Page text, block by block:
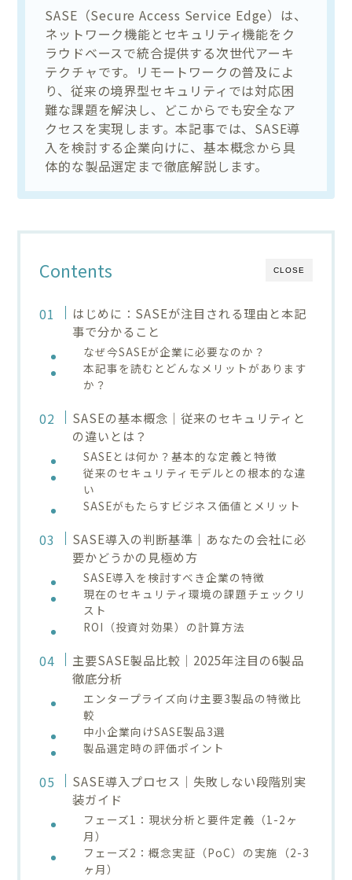
SASE（Secure Access Service Edge）は、
ネットワーク機能とセキュリティ機能をク
ラウドベースで統合提供する次世代アーキ
テクチャです。リモートワークの普及によ
り、従来の境界型セキュリティでは対応困
難な課題を解決し、どこからでも安全なア
クセスを実現します。本記事では、SASE導
入を検討する企業向けに、基本概念から具
体的な製品選定まで徹底解説します。
CLOSE
Contents
はじめに：SASEが注目される理由と本記
事で分かること
なぜ今SASEが企業に必要なのか？
本記事を読むとどんなメリットがあります
か？
SASEの基本概念｜従来のセキュリティと
の違いとは？
SASEとは何か？基本的な定義と特徴
従来のセキュリティモデルとの根本的な違
い
SASEがもたらすビジネス価値とメリット
SASE導入の判断基準｜あなたの会社に必
要かどうかの見極め方
SASE導入を検討すべき企業の特徴
現在のセキュリティ環境の課題チェックリ
スト
ROI（投資対効果）の計算方法
主要SASE製品比較｜2025年注目の6製品
徹底分析
エンタープライズ向け主要3製品の特徴比
較
中小企業向けSASE製品3選
製品選定時の評価ポイント
SASE導入プロセス｜失敗しない段階別実
装ガイド
フェーズ1：現状分析と要件定義（1-2ヶ
月）
フェーズ2：概念実証（PoC）の実施（2-3
ヶ月）